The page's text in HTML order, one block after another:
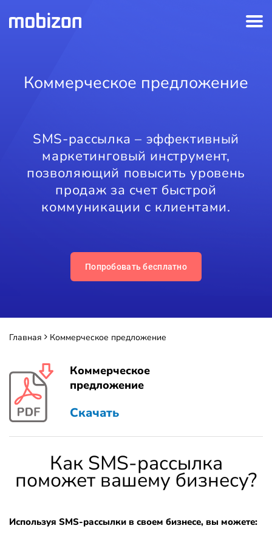
Главная Коммерческое предложение
Коммерческое предложение
SMS-рассылка – эффективный
маркетинговый инструмент,
позволяющий повысить уровень
продаж за счет быстрой
коммуникации с клиентами.
Попробовать бесплатно
Коммерческое
предложение
Скачать
Как SMS-рассылка
поможет вашему бизнесу?
Используя SMS-рассылки в своем бизнесе, вы можете: